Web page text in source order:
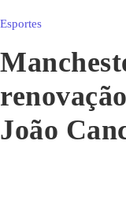
Esportes
João